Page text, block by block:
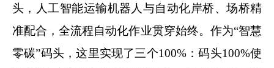
头，人工智能运输机器人与自动化岸桥、场桥精
准配合，全流程自动化作业贯穿始终。作为“智慧
零碳”码头，这里实现了三个100%：码头100%使